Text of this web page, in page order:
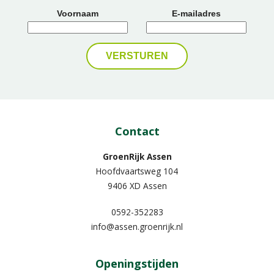
Voornaam
E-mailadres
Contact
GroenRijk Assen
Hoofdvaartsweg 104
9406 XD Assen
0592-352283
info@assen.groenrijk.nl
Openingstijden